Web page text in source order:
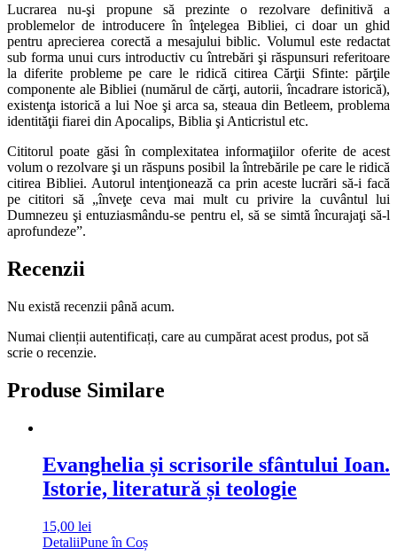
Lucrarea nu-şi propune să prezinte o rezolvare definitivă a
problemelor de introducere în înţelegea Bibliei, ci doar un ghid
pentru aprecierea corectă a mesajului biblic. Volumul este redactat
sub forma unui curs introductiv cu întrebări şi răspunsuri referitoare
la diferite probleme pe care le ridică citirea Cărţii Sfinte: părţile
componente ale Bibliei (numărul de cărţi, autorii, încadrare istorică),
existenţa istorică a lui Noe şi arca sa, steaua din Betleem, problema
identităţii fiarei din Apocalips, Biblia şi Anticristul etc.
Cititorul poate găsi în complexitatea informaţiilor oferite de acest
volum o rezolvare şi un răspuns posibil la întrebările pe care le ridică
citirea Bibliei. Autorul intenţionează ca prin aceste lucrări să-i facă
pe cititori să „înveţe ceva mai mult cu privire la cuvântul lui
Dumnezeu şi entuziasmându-se pentru el, să se simtă încurajaţi să-l
aprofundeze”.
Recenzii
Nu există recenzii până acum.
Numai clienții autentificați, care au cumpărat acest produs, pot să
scrie o recenzie.
Produse Similare
Evanghelia și scrisorile sfântului Ioan.
Istorie, literatură și teologie
15,00 lei
DetaliiPune în Coș